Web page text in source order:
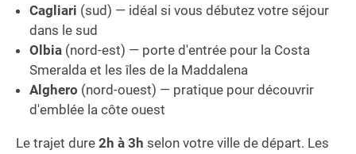
Cagliari (sud) — idéal si vous débutez votre séjour
dans le sud
Olbia (nord-est) — porte d'entrée pour la Costa
Smeralda et les îles de la Maddalena
Alghero (nord-ouest) — pratique pour découvrir
d'emblée la côte ouest
Le trajet dure 2h à 3h selon votre ville de départ. Les